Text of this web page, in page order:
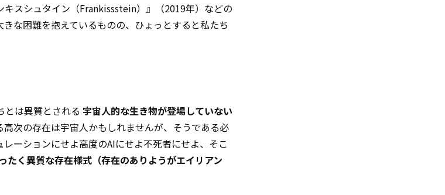
スシュタイン（Frankissstein）』（2019年）などの
な困難を抱えているものの、ひょっとすると私たち
とは異質とされる 宇宙人的な生き物が登場していない
次の存在は宇宙人かもしれませんが、そうである必
ーションにせよ高度のAIにせよ不死者にせよ、そこ
たく異質な存在様式（存在のありようがエイリアン